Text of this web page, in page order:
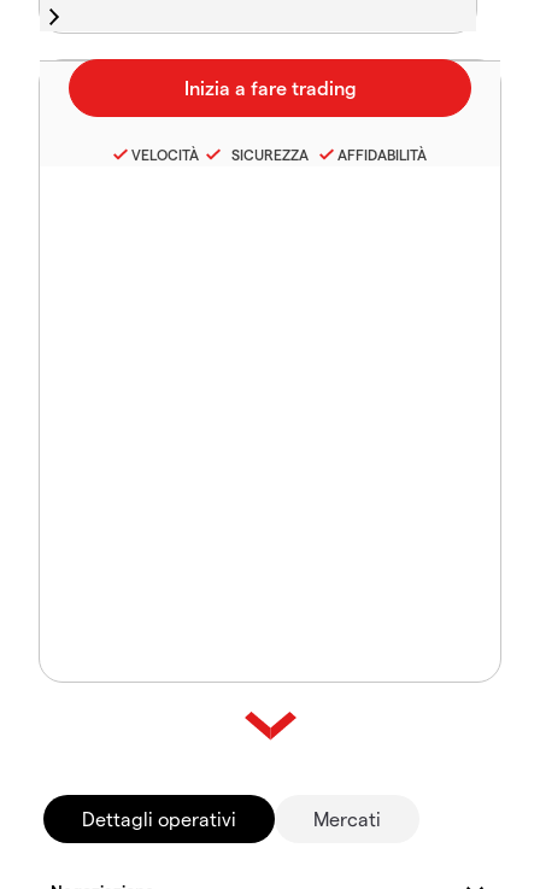
VELOCITÀ SICUREZZA AFFIDABILITÀ
Dettagli operativi Mercati